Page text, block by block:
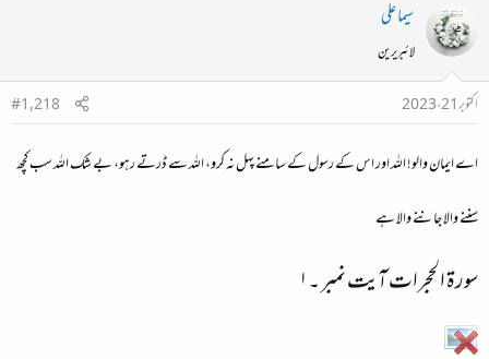
سیما علی
لائبریرین
اکتوبر 21، 2023
#1,218
اے ایمان والو! اللہ اور اس کے رسول کے سامنے پہل نہ کرو، اللہ سے ڈرتے رہو، بے شک اللہ سب کچھ
سننے والا جاننے والا ہے
سورۃ الحجرات آیت نمبر ۔۱​